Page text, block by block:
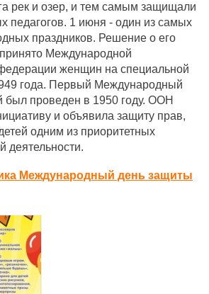
рек и озер, и тем самым защищали
педагогов. 1 июня - один из самых
праздников. Решение о его
Международной
женщин на специальной
года. Первый Международный
был проведен в 1950 году. ООН
и объявила защиту прав,
одним из приоритетных
деятельности.
Международный день защиты